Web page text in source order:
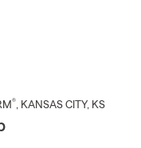
®, KANSAS CITY, KS